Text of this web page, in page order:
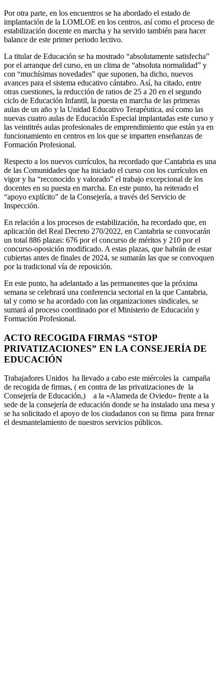
Por otra parte, en los encuentros se ha abordado el estado de
implantación de la LOMLOE en los centros, así como el proceso de
estabilización docente en marcha y ha servido también para hacer
balance de este primer periodo lectivo.
La titular de Educación se ha mostrado “absolutamente satisfecha”
por el arranque del curso, en un clima de “absoluta normalidad” y
con “muchísimas novedades” que suponen, ha dicho, nuevos
avances para el sistema educativo cántabro. Así, ha citado, entre
otras cuestiones, la reducción de ratios de 25 a 20 en el segundo
ciclo de Educación Infantil, la puesta en marcha de las primeras
aulas de un año y la Unidad Educativo Terapéutica, así como las
nuevas cuatro aulas de Educación Especial implantadas este curso y
las veintitrés aulas profesionales de emprendimiento que están ya en
funcionamiento en centros en los que se imparten enseñanzas de
Formación Profesional.
Respecto a los nuevos currículos, ha recordado que Cantabria es una
de las Comunidades que ha iniciado el curso con los currículos en
vigor y ha “reconocido y valorado” el trabajo excepcional de los
docentes en su puesta en marcha. En este punto, ha reiterado el
“apoyo explícito” de la Consejería, a través del Servicio de
Inspección.
En relación a los procesos de estabilización, ha recordado que, en
aplicación del Real Decreto 270/2022, en Cantabria se convocarán
un total 886 plazas: 676 por el concurso de méritos y 210 por el
concurso-oposición modificado. A estas plazas, que habrán de estar
cubiertas antes de finales de 2024, se sumarán las que se convoquen
por la tradicional vía de reposición.
En este punto, ha adelantado a las permanentes que la próxima
semana se celebrará una conferencia sectorial en la que Cantabria,
tal y como se ha acordado con las organizaciones sindicales, se
sumará al proceso coordinado por el Ministerio de Educación y
Formación Profesional.
ACTO RECOGIDA FIRMAS “STOP
PRIVATIZACIONES” EN LA CONSEJERÍA DE
EDUCACIÓN
Trabajadores Unidos ha llevado a cabo este miércoles la campaña
de recogida de firmas, ( en contra de las privatizaciones de la
Consejería de Educación,) a la «Alameda de Oviedo» frente a la
sede de la consejería de educación donde se ha instalado una mesa y
se ha solicitado el apoyo de los ciudadanos con su firma para frenar
el desmantelamiento de nuestros servicios públicos.